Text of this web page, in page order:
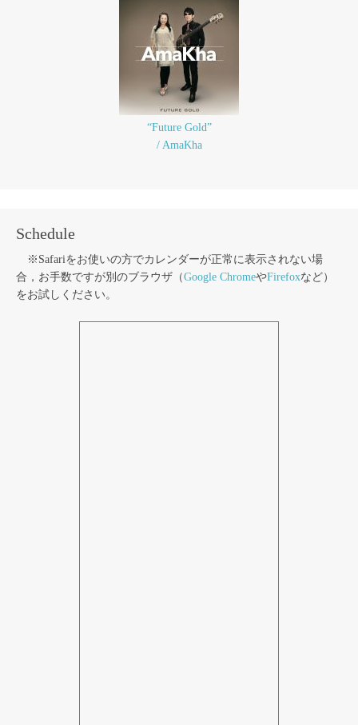
“Future Gold”
/ AmaKha
Schedule
※Safariをお使いの方でカレンダーが正常に表示されない場
合，お手数ですが別のブラウザ（Google ChromeやFirefoxなど）
をお試しください。